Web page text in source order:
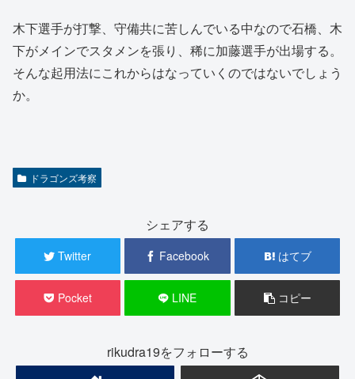
木下選手が打撃、守備共に苦しんでいる中なので石橋、木
下がメインでスタメンを張り、稀に加藤選手が出場する。
そんな起用法にこれからはなっていくのではないでしょう
か。
ドラゴンズ考察
シェアする
Twitter Facebook はてブ
Pocket LINE コピー
rikudra19をフォローする